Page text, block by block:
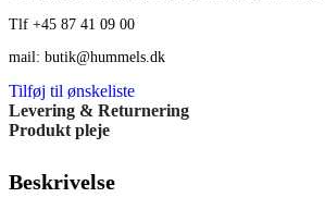
Tlf +45 87 41 09 00
mail: butik@hummels.dk
Tilføj til ønskeliste
Levering & Returnering
Produkt pleje
Beskrivelse